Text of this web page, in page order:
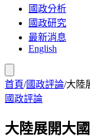
國政分析
國政研究
最新消息
English
首頁/國政評論/大陸
國政評論
大陸展開大